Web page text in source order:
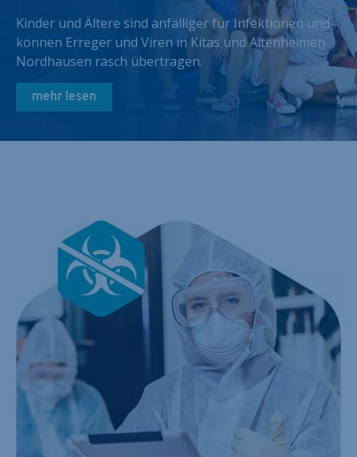
Kinder und Ältere sind anfälliger für Infektionen und
können Erreger und Viren in Kitas und Altenheimen
Nordhausen rasch übertragen.
mehr lesen